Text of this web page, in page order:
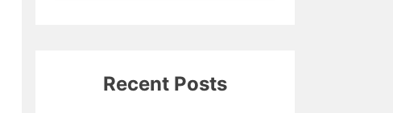
Recent Posts